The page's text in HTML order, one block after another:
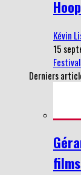
Kévin
15
Derniers